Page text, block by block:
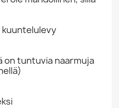
kuuntelulevy
on tuntuvia naarmuja